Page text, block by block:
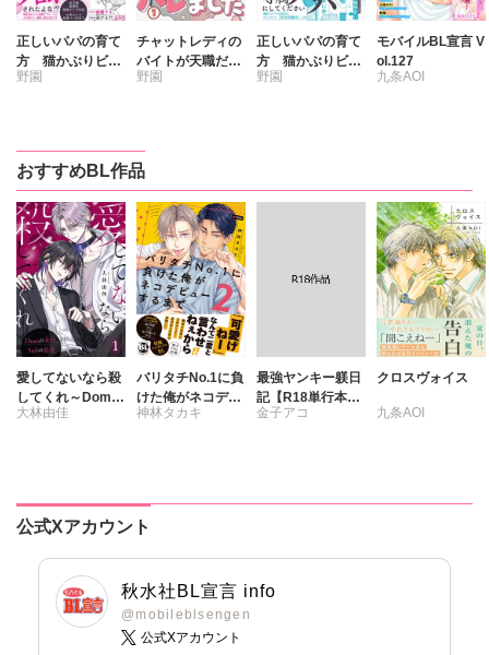
正しいパパの育て
方 猫かぶりビッ
チは脱がされる
野園
チャットレディの
バイトが天職だと
思っていたら、あ
野園
正しいパパの育て
方 猫かぶりビッ
チは脱がされる
野園
モバイルBL宣言 V
ol.127
九条AOI
おすすめBL作品
愛してないなら殺
してくれ～Domの
本能、Subの慈愛
大林由佳
バリタチNo.1に負
けた俺がネコデビ
ューするまで【単
神林タカキ
最強ヤンキー躾日
記【R18単行本
版】
金子アコ
クロスヴォイス
九条AOI
公式Xアカウント
秋水社BL宣言 info
@mobileblsengen
公式Xアカウント